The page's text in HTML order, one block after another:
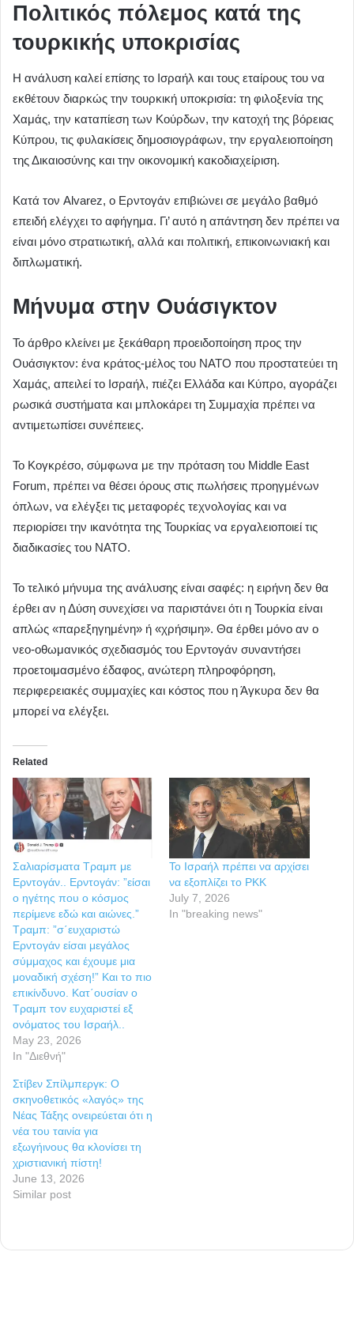
Πολιτικός πόλεμος κατά της
τουρκικής υποκρισίας
Η ανάλυση καλεί επίσης το Ισραήλ και τους εταίρους του να
εκθέτουν διαρκώς την τουρκική υποκρισία: τη φιλοξενία της
Χαμάς, την καταπίεση των Κούρδων, την κατοχή της βόρειας
Κύπρου, τις φυλακίσεις δημοσιογράφων, την εργαλειοποίηση
της Δικαιοσύνης και την οικονομική κακοδιαχείριση.
Κατά τον Alvarez, ο Ερντογάν επιβιώνει σε μεγάλο βαθμό
επειδή ελέγχει το αφήγημα. Γι’ αυτό η απάντηση δεν πρέπει να
είναι μόνο στρατιωτική, αλλά και πολιτική, επικοινωνιακή και
διπλωματική.
Μήνυμα στην Ουάσιγκτον
Το άρθρο κλείνει με ξεκάθαρη προειδοποίηση προς την
Ουάσιγκτον: ένα κράτος-μέλος του ΝΑΤΟ που προστατεύει τη
Χαμάς, απειλεί το Ισραήλ, πιέζει Ελλάδα και Κύπρο, αγοράζει
ρωσικά συστήματα και μπλοκάρει τη Συμμαχία πρέπει να
αντιμετωπίσει συνέπειες.
Το Κογκρέσο, σύμφωνα με την πρόταση του Middle East
Forum, πρέπει να θέσει όρους στις πωλήσεις προηγμένων
όπλων, να ελέγξει τις μεταφορές τεχνολογίας και να
περιορίσει την ικανότητα της Τουρκίας να εργαλειοποιεί τις
διαδικασίες του ΝΑΤΟ.
Το τελικό μήνυμα της ανάλυσης είναι σαφές: η ειρήνη δεν θα
έρθει αν η Δύση συνεχίσει να παριστάνει ότι η Τουρκία είναι
απλώς «παρεξηγημένη» ή «χρήσιμη». Θα έρθει μόνο αν ο
νεο-οθωμανικός σχεδιασμός του Ερντογάν συναντήσει
προετοιμασμένο έδαφος, ανώτερη πληροφόρηση,
περιφερειακές συμμαχίες και κόστος που η Άγκυρα δεν θα
μπορεί να ελέγξει.
Related
Σαλιαρίσματα Τραμπ με
Ερντογάν.. Ερντογάν: ”είσαι
ο ηγέτης που ο κόσμος
περίμενε εδώ και αιώνες.”
Τραμπ: ”σ΄ευχαριστώ
Ερντογάν είσαι μεγάλος
σύμμαχος και έχουμε μια
μοναδική σχέση!” Και το πιο
επικίνδυνο. Κατ΄ουσίαν ο
Τραμπ τον ευχαριστεί εξ
ονόματος του Ισραήλ..
May 23, 2026
In "Διεθνή"
Το Ισραήλ πρέπει να αρχίσει
να εξοπλίζει το PKK
July 7, 2026
In "breaking news"
Στίβεν Σπίλμπεργκ: Ο
σκηνοθετικός «λαγός» της
Νέας Τάξης ονειρεύεται ότι η
νέα του ταινία για
εξωγήινους θα κλονίσει τη
χριστιανική πίστη!
June 13, 2026
Similar post